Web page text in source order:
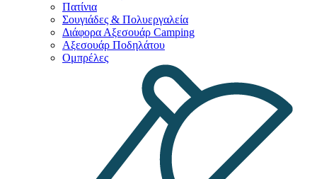
Πατίνια
Σουγιάδες & Πολυεργαλεία
Διάφορα Αξεσουάρ Camping
Αξεσουάρ Ποδηλάτου
Ομπρέλες